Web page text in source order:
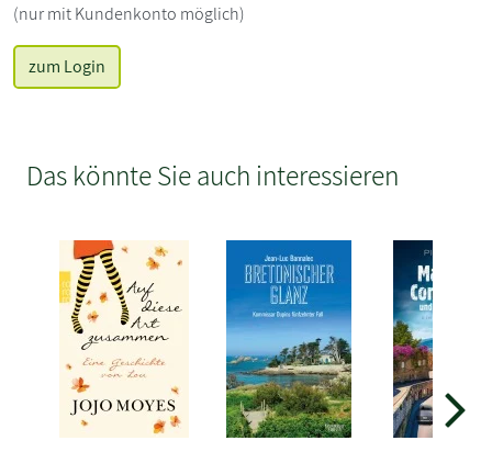
(nur mit Kundenkonto möglich)
zum Login
Das könnte Sie auch interessieren